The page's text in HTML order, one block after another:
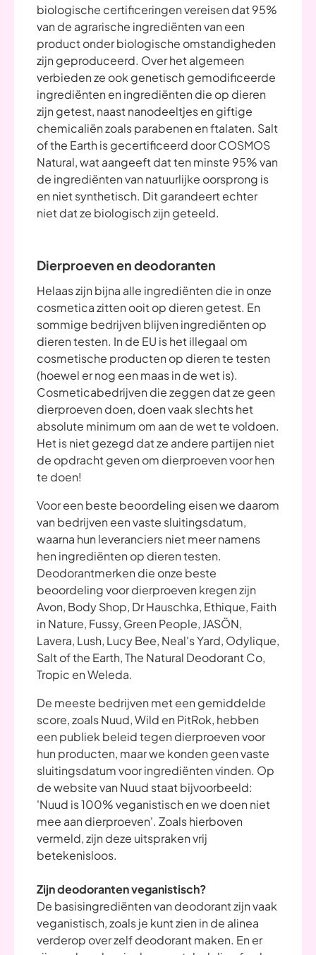
biologische certificeringen vereisen dat 95%
van de agrarische ingrediënten van een
product onder biologische omstandigheden
zijn geproduceerd. Over het algemeen
verbieden ze ook genetisch gemodificeerde
ingrediënten en ingrediënten die op dieren
zijn getest, naast nanodeeltjes en giftige
chemicaliën zoals parabenen en ftalaten. Salt
of the Earth is gecertificeerd door COSMOS
Natural, wat aangeeft dat ten minste 95% van
de ingrediënten van natuurlijke oorsprong is
en niet synthetisch. Dit garandeert echter
niet dat ze biologisch zijn geteeld.
Dierproeven en deodoranten
Helaas zijn bijna alle ingrediënten die in onze
cosmetica zitten ooit op dieren getest. En
sommige bedrijven blijven ingrediënten op
dieren testen. In de EU is het illegaal om
cosmetische producten op dieren te testen
(hoewel er nog een maas in de wet is).
Cosmeticabedrijven die zeggen dat ze geen
dierproeven doen, doen vaak slechts het
absolute minimum om aan de wet te voldoen.
Het is niet gezegd dat ze andere partijen niet
de opdracht geven om dierproeven voor hen
te doen!
Voor een beste beoordeling eisen we daarom
van bedrijven een vaste sluitingsdatum,
waarna hun leveranciers niet meer namens
hen ingrediënten op dieren testen.
Deodorantmerken die onze beste
beoordeling voor dierproeven kregen zijn
Avon, Body Shop, Dr Hauschka, Ethique, Faith
in Nature, Fussy, Green People, JASÖN,
Lavera, Lush, Lucy Bee, Neal's Yard, Odylique,
Salt of the Earth, The Natural Deodorant Co,
Tropic en Weleda.
De meeste bedrijven met een gemiddelde
score, zoals Nuud, Wild en PitRok, hebben
een publiek beleid tegen dierproeven voor
hun producten, maar we konden geen vaste
sluitingsdatum voor ingrediënten vinden. Op
de website van Nuud staat bijvoorbeeld:
'Nuud is 100% veganistisch en we doen niet
mee aan dierproeven'. Zoals hierboven
vermeld, zijn deze uitspraken vrij
betekenisloos.
Zijn deodoranten veganistisch?
De basisingrediënten van deodorant zijn vaak
veganistisch, zoals je kunt zien in de alinea
verderop over zelf deodorant maken. En er